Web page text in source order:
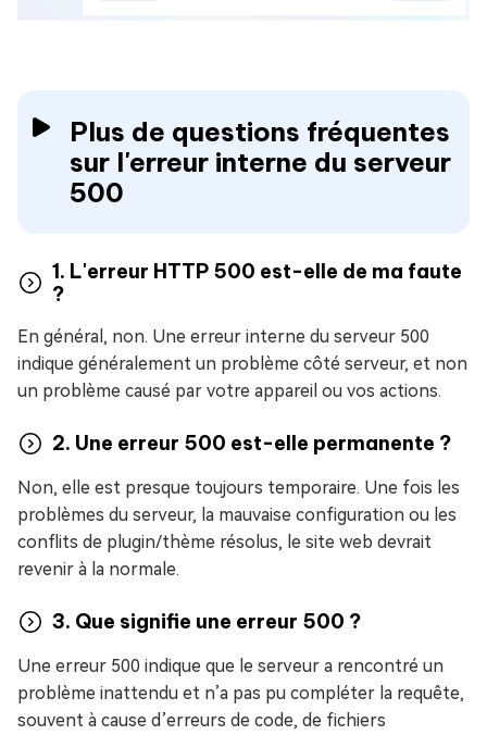
Plus de questions fréquentes
sur l'erreur interne du serveur
500
1. L'erreur HTTP 500 est-elle de ma faute
?
En général, non. Une erreur interne du serveur 500
indique généralement un problème côté serveur, et non
un problème causé par votre appareil ou vos actions.
2. Une erreur 500 est-elle permanente ?
Non, elle est presque toujours temporaire. Une fois les
problèmes du serveur, la mauvaise configuration ou les
conflits de plugin/thème résolus, le site web devrait
revenir à la normale.
3. Que signifie une erreur 500 ?
Une erreur 500 indique que le serveur a rencontré un
problème inattendu et n’a pas pu compléter la requête,
souvent à cause d’erreurs de code, de fichiers